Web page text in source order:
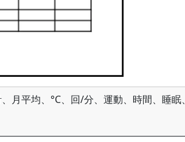
月平均、°C、回/分、運動、時間、睡眠、